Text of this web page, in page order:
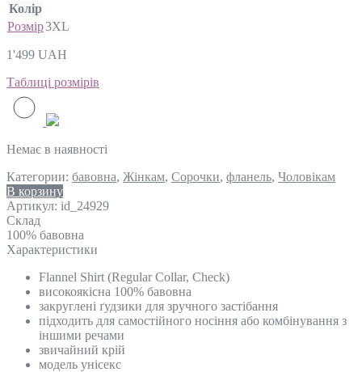
Колір
Розмір3XL
1'499 UAH
Таблиці розмірів
Немає в наявності
Категории: бавовна, Жінкам, Сорочки, фланель, Чоловікам
В корзину
Артикул: id_24929
Склад
100% бавовна
Характеристики
Flannel Shirt (Regular Collar, Check)
високоякісна 100% бавовна
закруглені ґудзики для зручного застібання
підходить для самостійного носіння або комбінування з
іншими речами
звичайний крій
модель унісекс